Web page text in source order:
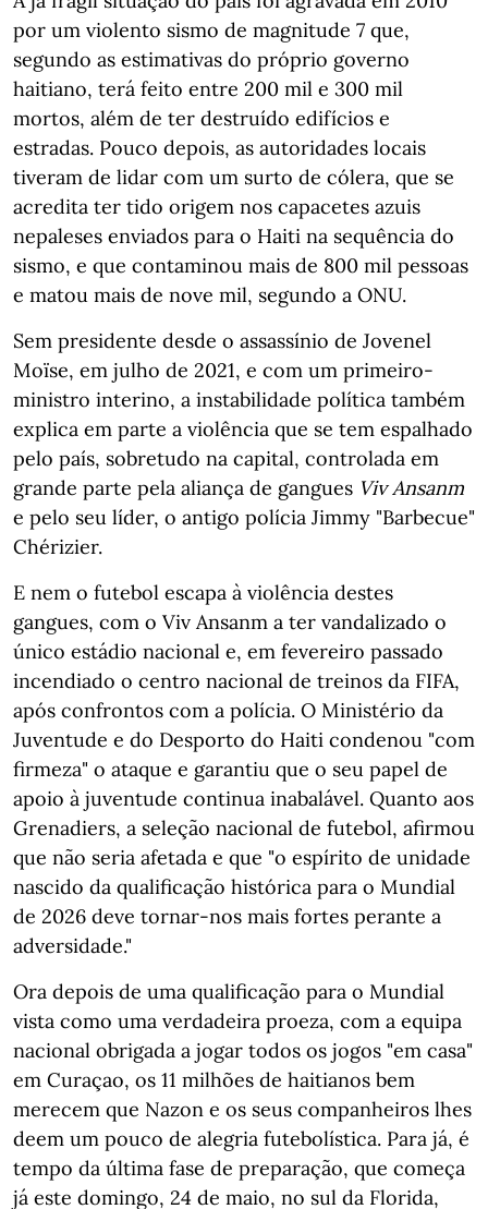
por um violento sismo de magnitude 7 que,
segundo as estimativas do próprio governo
haitiano, terá feito entre 200 mil e 300 mil
mortos, além de ter destruído edifícios e
estradas. Pouco depois, as autoridades locais
tiveram de lidar com um surto de cólera, que se
acredita ter tido origem nos capacetes azuis
nepaleses enviados para o Haiti na sequência do
sismo, e que contaminou mais de 800 mil pessoas
e matou mais de nove mil, segundo a ONU.
Sem presidente desde o assassínio de Jovenel
Moïse, em julho de 2021, e com um primeiro-
ministro interino, a instabilidade política também
explica em parte a violência que se tem espalhado
pelo país, sobretudo na capital, controlada em
grande parte pela aliança de gangues Viv Ansanm
e pelo seu líder, o antigo polícia Jimmy "Barbecue"
Chérizier.
E nem o futebol escapa à violência destes
gangues, com o Viv Ansanm a ter vandalizado o
único estádio nacional e, em fevereiro passado
incendiado o centro nacional de treinos da FIFA,
após confrontos com a polícia. O Ministério da
Juventude e do Desporto do Haiti condenou "com
firmeza" o ataque e garantiu que o seu papel de
apoio à juventude continua inabalável. Quanto aos
Grenadiers, a seleção nacional de futebol, afirmou
que não seria afetada e que "o espírito de unidade
nascido da qualificação histórica para o Mundial
de 2026 deve tornar-nos mais fortes perante a
adversidade."
Ora depois de uma qualificação para o Mundial
vista como uma verdadeira proeza, com a equipa
nacional obrigada a jogar todos os jogos "em casa"
em Curaçao, os 11 milhões de haitianos bem
merecem que Nazon e os seus companheiros lhes
deem um pouco de alegria futebolística. Para já, é
tempo da última fase de preparação, que começa
já este domingo, 24 de maio, no sul da Florida,